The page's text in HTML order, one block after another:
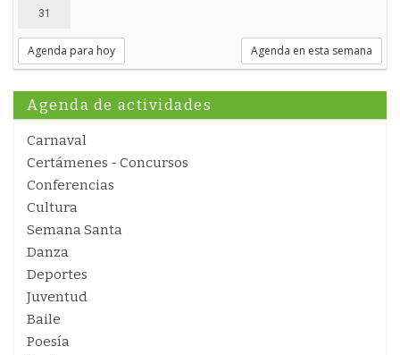
31
Agenda para hoy Agenda en esta semana
Agenda de actividades
Carnaval
Certámenes - Concursos
Conferencias
Cultura
Semana Santa
Danza
Deportes
Juventud
Baile
Poesía